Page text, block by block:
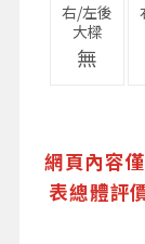
右/左後
大樑
無
網頁內容
表總體評